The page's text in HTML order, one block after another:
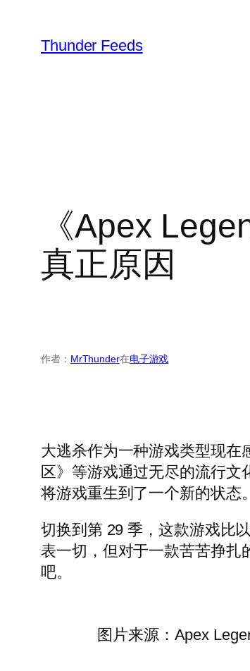
Thunder Feeds
《Apex
真正原因
作者： MrThunder在电子游戏
大逃杀作为一种游戏类型现在
区》等游戏通过无尽的流行文
将游戏重生到了一个新的状态。
切换到第 29 季，这款游戏比
表一切，但对于一款苦苦挣扎
吧。
图片来源：Apex